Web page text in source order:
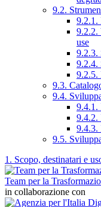
9.2.
9.2.1.
9.2.2.
use
9.2.3.
9.2.4.
9.2.5.
9.3.
9.4.
9.4.1.
9.4.2.
9.4.3.
9.5.
1. Scopo, destinatari e
Team per la
in collaborazione con